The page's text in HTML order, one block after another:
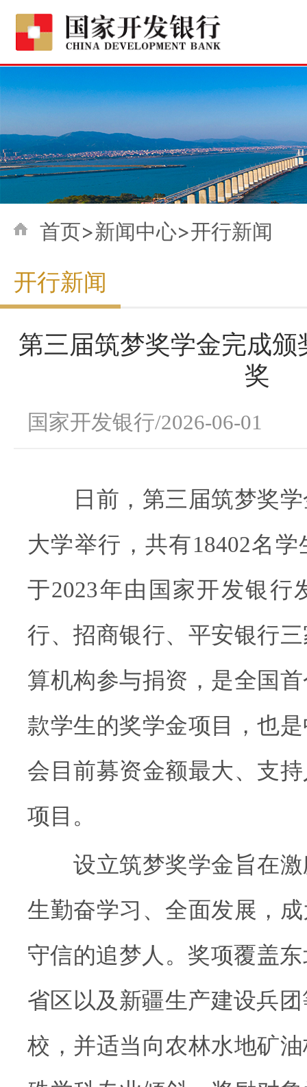
首页>新闻中心>开行新闻
开行新闻
第三届筑梦奖学金完成颁
奖
国家开发银行/2026-06-01
日前，第三届筑梦奖学
大学举行，共有18402名
于2023年由国家开发银行
行、招商银行、平安银行
算机构参与捐资，是全国
款学生的奖学金项目，也
会目前募资金额最大、支
项目。
设立筑梦奖学金旨在激
生勤奋学习、全面发展，
守信的追梦人。奖项覆盖
省区以及新疆生产建设兵
校，并适当向农林水地矿